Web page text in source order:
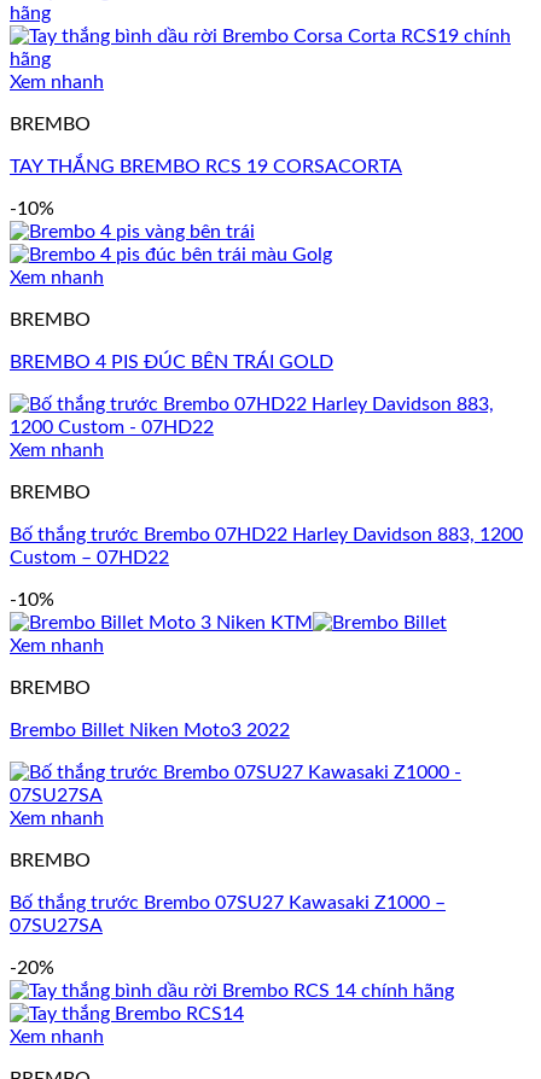
Xem nhanh
BREMBO
TAY THẮNG BREMBO RCS 19 CORSACORTA
-10%
Xem nhanh
BREMBO
BREMBO 4 PIS ĐÚC BÊN TRÁI GOLD
Xem nhanh
BREMBO
Bố thắng trước Brembo 07HD22 Harley Davidson 883, 1200
Custom – 07HD22
-10%
Xem nhanh
BREMBO
Brembo Billet Niken Moto3 2022
Xem nhanh
BREMBO
Bố thắng trước Brembo 07SU27 Kawasaki Z1000 –
07SU27SA
-20%
Xem nhanh